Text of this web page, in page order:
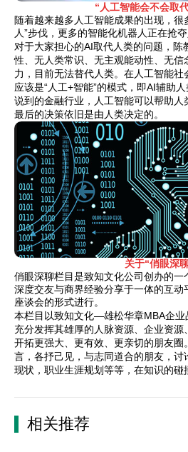
“人工智能会不会取
随着越来越多人工智能成果的出现，很
人”步伐，更多的智能化机器人正在抢夺
对于大家担心的AI取代人类的问题，陈
性、无人类常识、无主观能动性、无
力，目前无法替代人类。在人工智能
应该是“人工+智能”的模式，即AI辅助
说到的金融行业，人工智能可以帮助人
最后的决策依旧是由人类决定的。
关于“俏眼深
俏眼深聊栏目是致知文化公司创办的
深度交友与商界经验分享于一体的互动
座谈会的形式进行。
本栏目以致知文化—雄松华章MBA企业
充分发挥其雄厚的人脉资源、企业资
开拓更强大、更有效、更亲切的朋友圈
言，各抒己见，与志同道合的朋友，讨
现状，职业生涯规划等等，在知识的碰
相关推荐